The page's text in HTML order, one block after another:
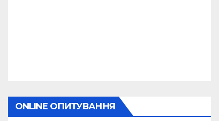
ONLINE ОПИТУВАННЯ